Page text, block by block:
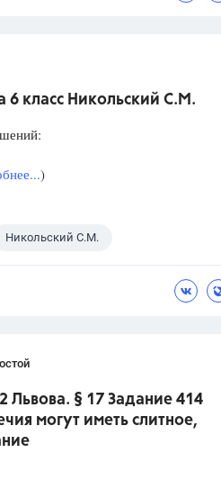
класс Никольский С.М.
)
Никольский С.М.
Львова. § 17 Задание 414
могут иметь слитное,